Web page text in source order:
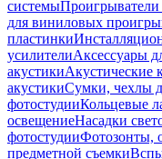
системы
для виниловых
пластинки
усилителиАксессуары
акустикиАкустические
акустикиСумки, чехлы
фотостудииКольцевые
освещениеНасадки
фотостудииФотозонты,
предметной съемки